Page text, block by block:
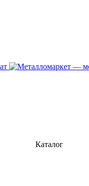
Каталог